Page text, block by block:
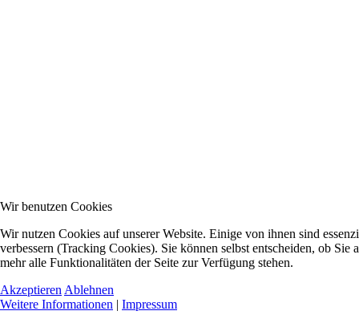
Wir benutzen Cookies
Wir nutzen Cookies auf unserer Website. Einige von ihnen sind
verbessern (Tracking Cookies). Sie können selbst entscheiden, ob
mehr alle Funktionalitäten der Seite zur Verfügung stehen.
Akzeptieren Ablehnen
Weitere Informationen | Impressum